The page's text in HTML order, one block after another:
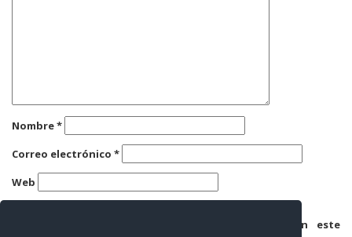
Nombre*
Correo electrónico *
Web
Guarda mi nombre, correo electrónico y web en este